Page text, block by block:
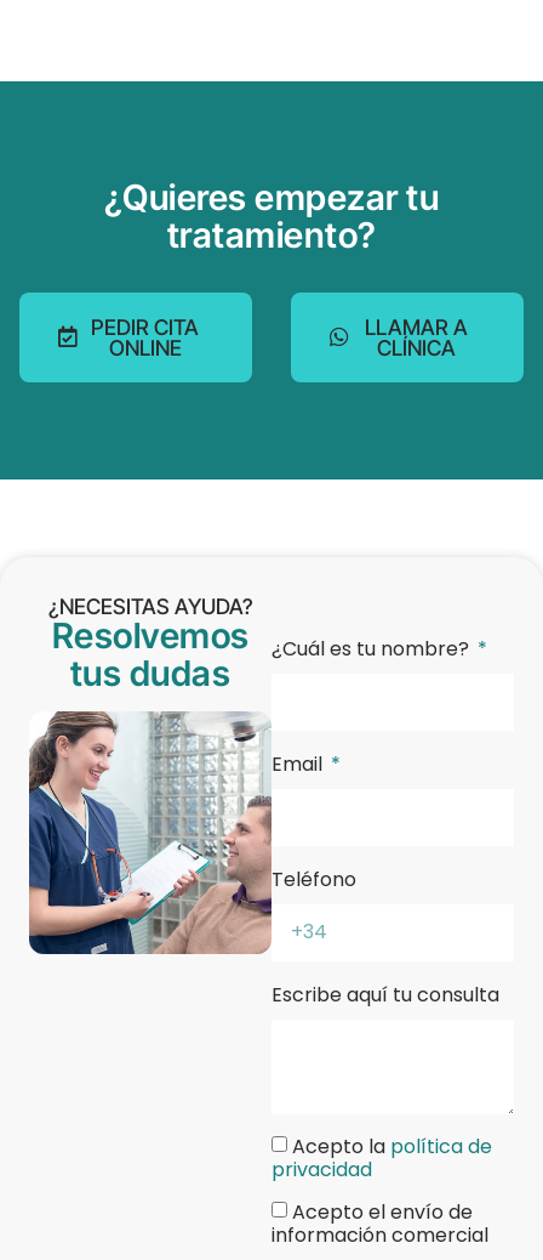
¿Quieres empezar tu
tratamiento?
PEDIR CITA
ONLINE
LLAMAR A
CLÍNICA
¿NECESITAS AYUDA?
Resolvemos
tus dudas
¿Cuál es tu nombre?
Email
Teléfono
Escribe aquí tu consulta
Acepto la política de
privacidad
Acepto el envío de
información comercial